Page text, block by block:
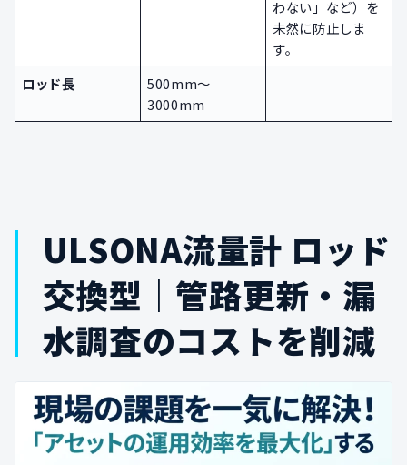
わない」など）を
未然に防止しま
す。
ロッド長
500mm～
3000mm
ULSONA流量計 ロッド
交換型｜管路更新・漏
水調査のコストを削減